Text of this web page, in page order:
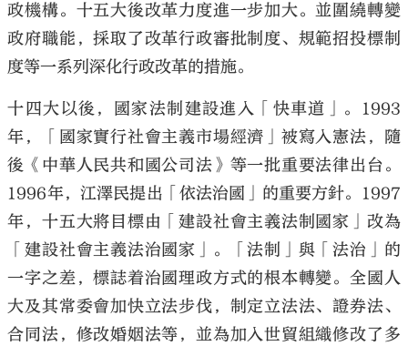
政機構。十五大後改革力度進一步加大。並圍繞轉變
政府職能，採取了改革行政審批制度、規範招投標制
度等一系列深化行政改革的措施。
十四大以後，國家法制建設進入「快車道」。1993
年，「國家實行社會主義市場經濟」被寫入憲法，隨
後《中華人民共和國公司法》等一批重要法律出台。
1996年，江澤民提出「依法治國」的重要方針。1997
年，十五大將目標由「建設社會主義法制國家」改為
「建設社會主義法治國家」。「法制」與「法治」的
一字之差，標誌着治國理政方式的根本轉變。全國人
大及其常委會加快立法步伐，制定立法法、證券法、
合同法，修改婚姻法等，並為加入世貿組織修改了多